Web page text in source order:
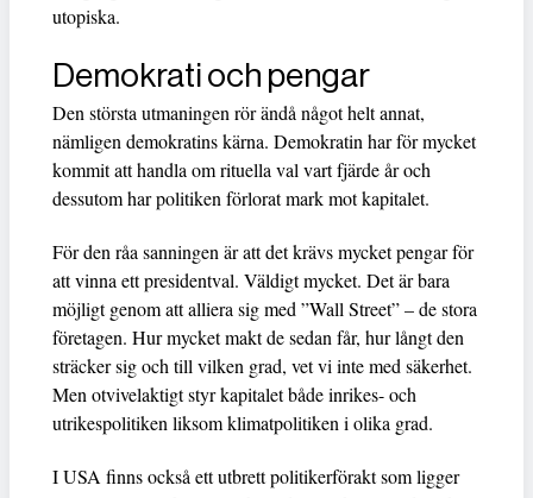
utopiska.
Demokrati och pengar
Den största utmaningen rör ändå något helt annat,
nämligen demokratins kärna. Demokratin har för mycket
kommit att handla om rituella val vart fjärde år och
dessutom har politiken förlorat mark mot kapitalet.
För den råa sanningen är att det krävs mycket pengar för
att vinna ett presidentval. Väldigt mycket. Det är bara
möjligt genom att alliera sig med ”Wall Street” – de stora
företagen. Hur mycket makt de sedan får, hur långt den
sträcker sig och till vilken grad, vet vi inte med säkerhet.
Men otvivelaktigt styr kapitalet både inrikes- och
utrikespolitiken liksom klimatpolitiken i olika grad.
I USA finns också ett utbrett politikerförakt som ligger